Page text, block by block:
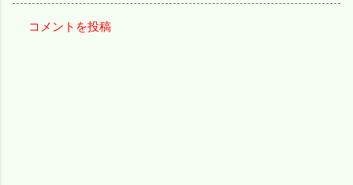
コメントを投稿